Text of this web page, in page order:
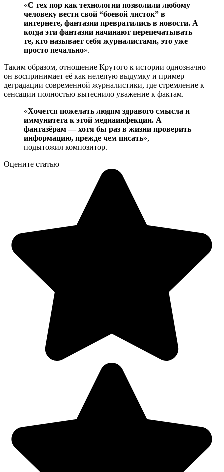
«С тех пор как технологии позволили любому
человеку вести свой “боевой листок” в
интернете, фантазии превратились в новости. А
когда эти фантазии начинают перепечатывать
те, кто называет себя журналистами, это уже
просто печально».
Таким образом, отношение Крутого к истории однозначно —
он воспринимает её как нелепую выдумку и пример
деградации современной журналистики, где стремление к
сенсации полностью вытеснило уважение к фактам.
«Хочется пожелать людям здравого смысла и
иммунитета к этой медиаинфекции. А
фантазёрам — хотя бы раз в жизни проверить
информацию, прежде чем писать», —
подытожил композитор.
Оцените статью